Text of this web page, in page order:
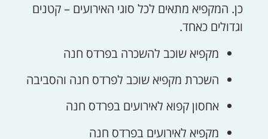
כן. המקפיא מתאים לכל סוגי האירועים – קטנים
וגדולים כאחד.
מקפיא שוכב להשכרה בפרדס חנה
השכרת מקפיא שוכב לפרדס חנה והסביבה
אחסון קפוא לאירועים בפרדס חנה
מקפיא לאירועים בפרדס חנה